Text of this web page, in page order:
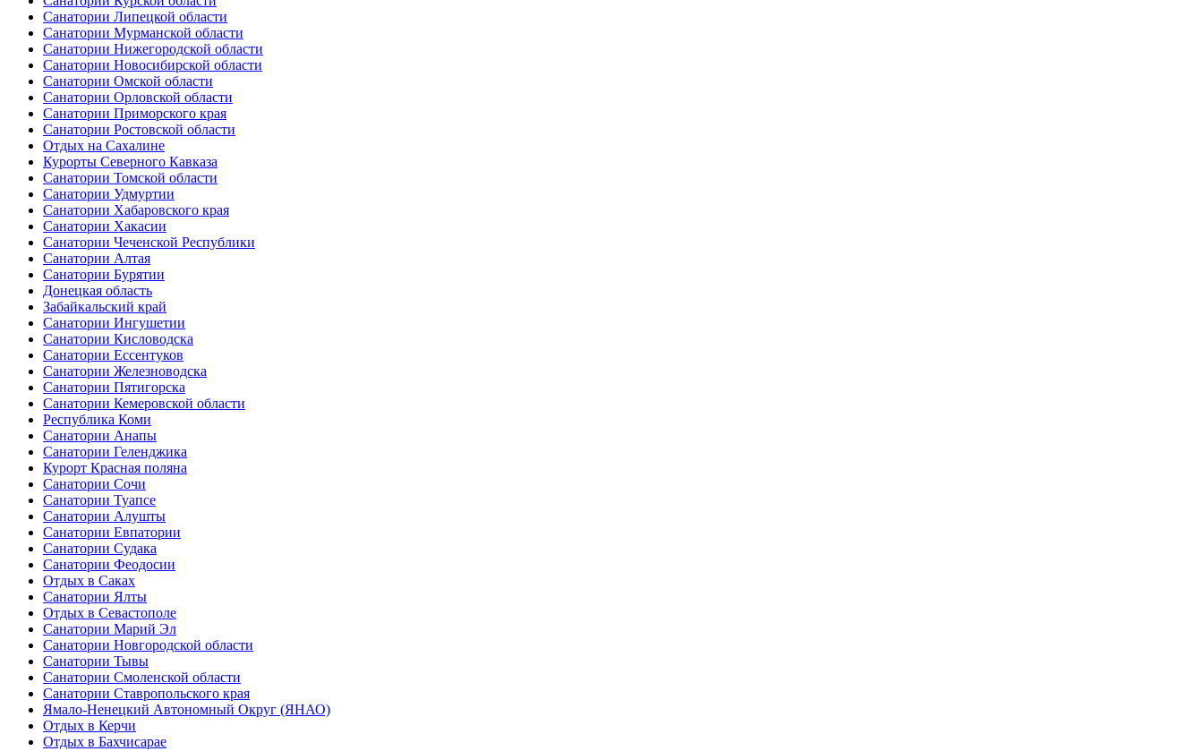
Санатории Липецкой области
Санатории Мурманской области
Санатории Нижегородской области
Санатории Новосибирской области
Санатории Омской области
Санатории Орловской области
Санатории Приморского края
Санатории Ростовской области
Отдых на Сахалине
Курорты Северного Кавказа
Санатории Томской области
Санатории Удмуртии
Санатории Хабаровского края
Санатории Хакасии
Санатории Чеченской Республики
Санатории Алтая
Санатории Бурятии
Донецкая область
Забайкальский край
Санатории Ингушетии
Санатории Кисловодска
Санатории Ессентуков
Санатории Железноводска
Санатории Пятигорска
Санатории Кемеровской области
Республика Коми
Санатории Анапы
Санатории Геленджика
Курорт Красная поляна
Санатории Сочи
Санатории Туапсе
Санатории Алушты
Санатории Евпатории
Санатории Судака
Санатории Феодосии
Отдых в Саках
Санатории Ялты
Отдых в Севастополе
Санатории Марий Эл
Санатории Новгородской области
Санатории Тывы
Санатории Смоленской области
Санатории Ставропольского края
Ямало-Ненецкий Автономный Округ (ЯНАО)
Отдых в Керчи
Отдых в Бахчисарае